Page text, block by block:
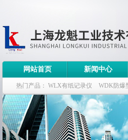
网站首页 新闻中心
热门产品： WLX有纸记录仪 WDK防爆
WDK流量定量控制柜 WB-2100定量装车